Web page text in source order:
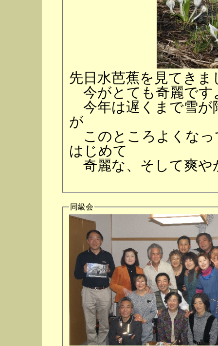
先日水芭蕉を見てきま
今がとても奇麗です
今年は遅くまで雪が
が
このところよくなっ
はじめて
奇麗な、そして爽や
同級会